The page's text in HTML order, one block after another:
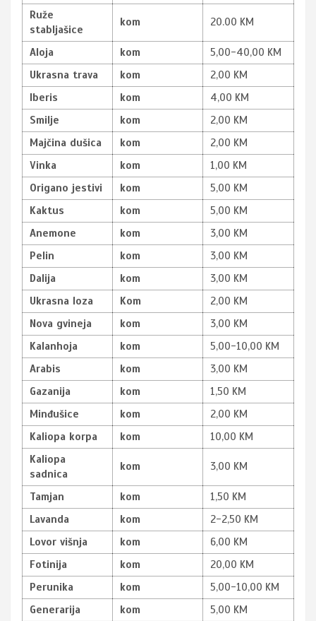
Ruže
stabljašice
kom 20.00 KM
Aloja kom
5,00-40,00 KM
Ukrasna trava
kom
2,00 KM
Iberis
kom
4,00 KM
Smilje
kom
2,00 KM
Majčina dušica
kom
2,00 KM
Vinka
kom
1,00 KM
Origano jestivi
kom
5,00 KM
Kaktus
kom
5,00 KM
Anemone
kom
3,00 KM
Pelin
kom
3,00 KM
Dalija
kom
3,00 KM
Ukrasna loza
Kom
2,00 KM
Nova gvineja
kom
3,00 KM
Kalanhoja
kom
5,00-10,00 KM
Arabis
kom
3,00 KM
Gazanija
kom
1,50 KM
Minđušice
kom
2,00 KM
Kaliopa korpa
kom
10,00 KM
Kaliopa
sadnica
kom 3,00 KM
Tamjan kom
1,50 KM
Lavanda
kom
2-2,50 KM
Lovor višnja
kom
6,00 KM
Fotinija
kom
20,00 KM
Perunika
kom
5,00-10,00 KM
Generarija
kom
5,00 KM